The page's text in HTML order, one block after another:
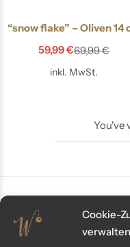
Cookie-
verwalten
“snow flake” – Oliven 14
69,99€
59,99€
inkl. MwSt.
You've
Kundenservice